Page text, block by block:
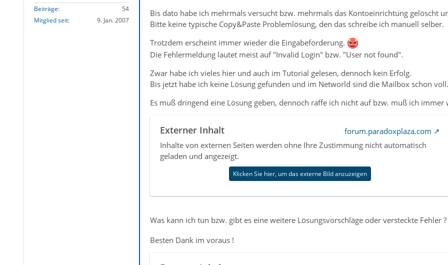
Beiträge
54
Mitglied seit
9. Jan. 2007
Bis dato habe ich mehrmals versucht bzw. mehrmals das Kontoeinrichtung gelöscht
Bitte keine typische Copy&Paste Problemlösung, den das schreibe ich manuell selber.
Trotzdem erscheint immer wieder die Eingabeforderung.
Die Fehlermeldung lautet meist auf "Invalid Login" bzw. "User not found".
Zwar habe ich vieles hier und auch im Tutorial gelesen, dennoch kein Erfolg.
Bis jetzt habe ich keine Lösung gefunden und im Networld sind die Mailbox schon voll.
Es muß dringend eine Lösung geben, dennoch raffe ich nicht auf bzw. muß ich immer
Externer Inhalt
forum.paradoxplaza.com
Inhalte von externen Seiten werden ohne Ihre Zustimmung nicht automatisch
geladen und angezeigt.
Klicken Sie hier, um das externe Bild anzuzeigen
Was kann ich tun bzw. gibt es eine weitere Lösungsvorschläge oder versteckte Fehler ?
Besten Dank im voraus !